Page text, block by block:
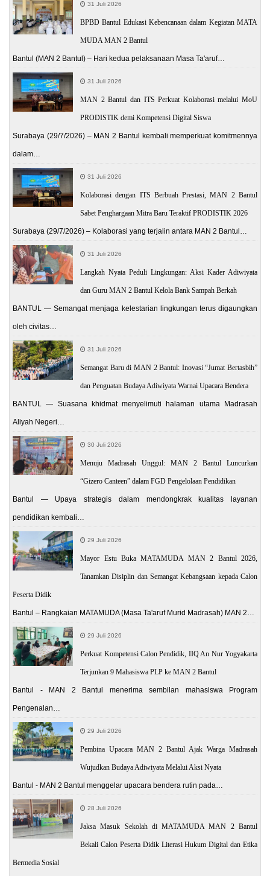
31 Juli 2026
BPBD Bantul Edukasi Kebencanaan dalam Kegiatan MATA
MUDA MAN 2 Bantul
Bantul (MAN 2 Bantul) – Hari kedua pelaksanaan Masa Ta'aruf…
31 Juli 2026
MAN 2 Bantul dan ITS Perkuat Kolaborasi melalui MoU
PRODISTIK demi Kompetensi Digital Siswa
Surabaya (29/7/2026) – MAN 2 Bantul kembali memperkuat komitmennya
dalam…
31 Juli 2026
Kolaborasi dengan ITS Berbuah Prestasi, MAN 2 Bantul
Sabet Penghargaan Mitra Baru Teraktif PRODISTIK 2026
Surabaya (29/7/2026) – Kolaborasi yang terjalin antara MAN 2 Bantul…
31 Juli 2026
Langkah Nyata Peduli Lingkungan: Aksi Kader Adiwiyata
dan Guru MAN 2 Bantul Kelola Bank Sampah Berkah
BANTUL — Semangat menjaga kelestarian lingkungan terus digaungkan
oleh civitas…
31 Juli 2026
Semangat Baru di MAN 2 Bantul: Inovasi “Jumat Bertasbih”
dan Penguatan Budaya Adiwiyata Warnai Upacara Bendera
BANTUL — Suasana khidmat menyelimuti halaman utama Madrasah
Aliyah Negeri…
30 Juli 2026
Menuju Madrasah Unggul: MAN 2 Bantul Luncurkan
“Gizero Canteen” dalam FGD Pengelolaan Pendidikan
Bantul — Upaya strategis dalam mendongkrak kualitas layanan
pendidikan kembali…
29 Juli 2026
Mayor Estu Buka MATAMUDA MAN 2 Bantul 2026,
Tanamkan Disiplin dan Semangat Kebangsaan kepada Calon
Peserta Didik
Bantul – Rangkaian MATAMUDA (Masa Ta'aruf Murid Madrasah) MAN 2…
29 Juli 2026
Perkuat Kompetensi Calon Pendidik, IIQ An Nur Yogyakarta
Terjunkan 9 Mahasiswa PLP ke MAN 2 Bantul
Bantul - MAN 2 Bantul menerima sembilan mahasiswa Program
Pengenalan…
29 Juli 2026
Pembina Upacara MAN 2 Bantul Ajak Warga Madrasah
Wujudkan Budaya Adiwiyata Melalui Aksi Nyata
Bantul - MAN 2 Bantul menggelar upacara bendera rutin pada…
28 Juli 2026
Jaksa Masuk Sekolah di MATAMUDA MAN 2 Bantul
Bekali Calon Peserta Didik Literasi Hukum Digital dan Etika
Bermedia Sosial